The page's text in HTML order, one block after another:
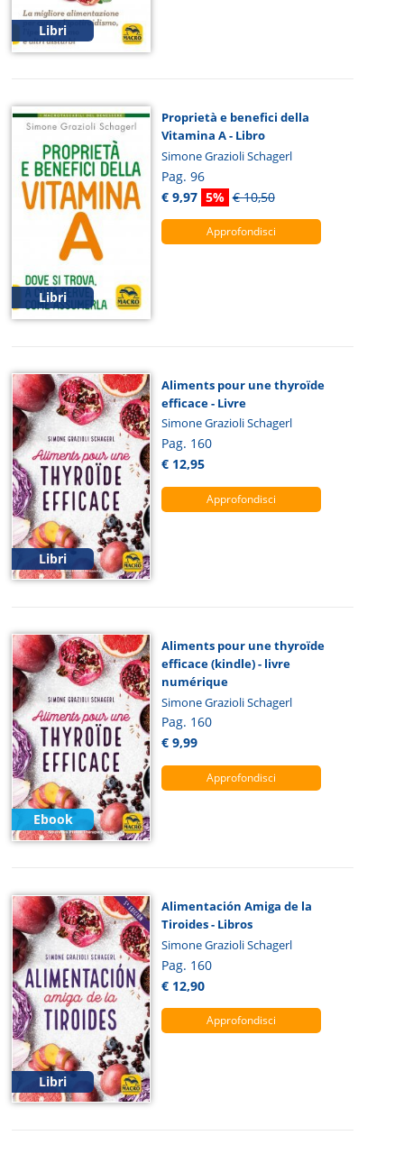
Libri
Libri
Proprietà e benefici della
Vitamina A - Libro
Simone Grazioli Schagerl
Pag. 96
€ 9,97 5% € 10,50
Approfondisci
Libri
Aliments pour une thyroïde
efficace - Livre
Simone Grazioli Schagerl
Pag. 160
€ 12,95
Approfondisci
Ebook
Aliments pour une thyroïde
efficace (kindle) - livre
numérique
Simone Grazioli Schagerl
Pag. 160
€ 9,99
Approfondisci
Libri
Alimentación Amiga de la
Tiroides - Libros
Simone Grazioli Schagerl
Pag. 160
€ 12,90
Approfondisci